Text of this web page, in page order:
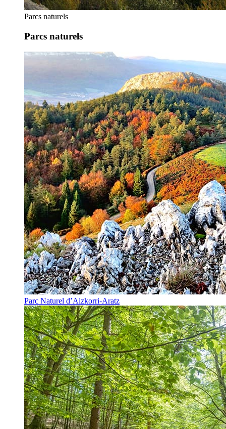
Parcs naturels
Parcs naturels
Parc Naturel d’Aizkorri-Aratz